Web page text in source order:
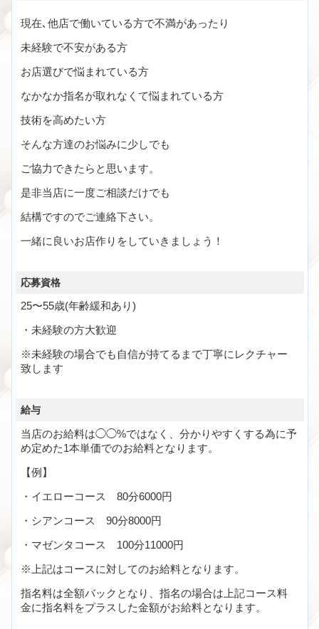
現在､他店で働いている方で不満があったり
未経験で不安がある方
お店選びで悩まれている方
なかなか指名が取れなくて悩まれている方
技術を高めたい方
そんな方達のお悩みに少しでも
ご協力できたらと思います。
是非当店に一度ご相談だけでも
結構ですのでご連絡下さい。
一緒に良いお店作りをしていきましょう！
応募資格
25〜55歳(年齢緩和あり)
・未経験の方大歓迎
※未経験の場合でも自信が持てるまで丁寧にレクチャー
致します
給与
当店のお給料は◯◯%ではなく、分かりやすくする為に予
め定めた1本単価でのお給料となります。
【例】
・イエローコース 80分6000円
・シアンコース 90分8000円
・マゼンタコース 100分11000円
※上記はコースに対してのお給料となります。
指名料は全額バックとなり、指名の場合は上記コース料
金に指名料をプラスした金額がお給料となります。